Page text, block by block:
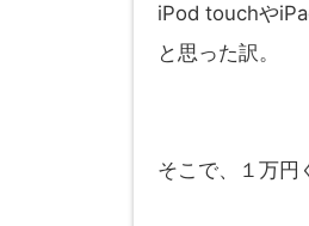
iPod touchや
と思った訳。
そこで、１万円